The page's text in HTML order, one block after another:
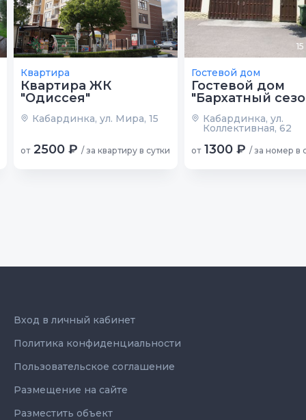
Квартира
Квартира ЖК
"Одиссея"
Кабардинка, ул. Мира, 15
от 2500 ₽ / за квартиру в сутки
15
Гостевой дом
Гостевой дом
"Бархатный
Кабардинка, ул.
Коллективная, 62
от 1300 ₽ / за номер в
Вход в личный кабинет
Политика конфиденциальности
Пользовательское соглашение
Размещение на сайте
Разместить объект